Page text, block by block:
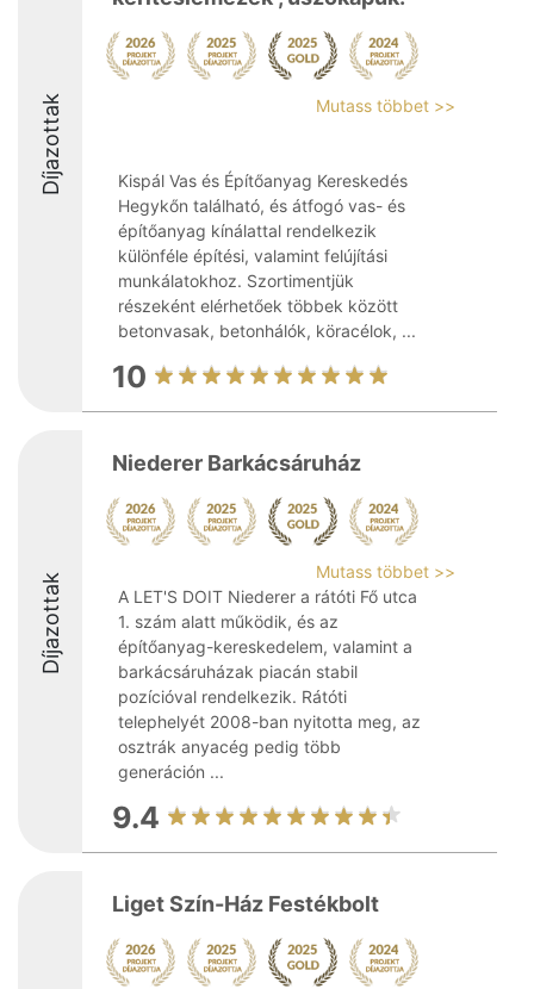
Díjazottak Mutass többet >>
Kispál Vas és Építőanyag Kereskedés
Hegykőn található, és átfogó vas- és
építőanyag kínálattal rendelkezik
különféle építési, valamint felújítási
munkálatokhoz. Szortimentjük
részeként elérhetőek többek között
betonvasak, betonhálók, köracélok, ...
10
Díjazottak
Niederer Barkácsáruház
Mutass többet >>
A LET'S DOIT Niederer a rátóti Fő utca
1. szám alatt működik, és az
építőanyag-kereskedelem, valamint a
barkácsáruházak piacán stabil
pozícióval rendelkezik. Rátóti
telephelyét 2008-ban nyitotta meg, az
osztrák anyacég pedig több
generáción ...
9.4
Liget Szín-Ház Festékbolt